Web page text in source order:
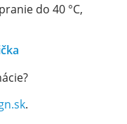
do 40 °C,
.